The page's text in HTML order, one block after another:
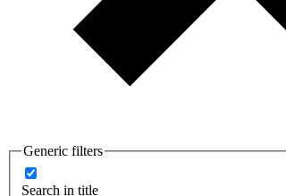
Generic filters
Search in title